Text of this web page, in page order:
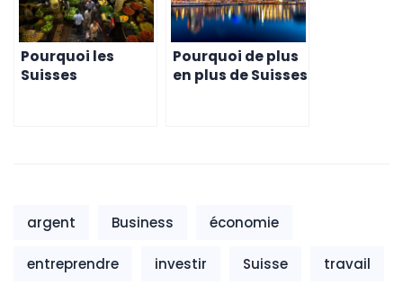
destination?
Pourquoi les
Suisses
Pourquoi de plus
en plus de Suisses
argent Business économie
entreprendre investir Suisse travail